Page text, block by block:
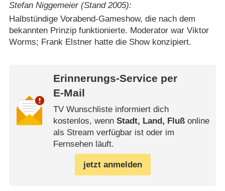
Stefan Niggemeier (Stand 2005):
Halbstündige Vorabend-Gameshow, die nach dem
bekannten Prinzip funktionierte. Moderator war Viktor
Worms; Frank Elstner hatte die Show konzipiert.
Erinnerungs-Service per
E-Mail
TV Wunschliste informiert dich
kostenlos, wenn Stadt, Land, Flußonline
als Stream verfügbar ist oder im
Fernsehen läuft.
jetzt anmelden